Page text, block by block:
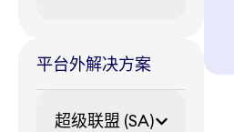
平台外解决方案
超级联盟 (SA)